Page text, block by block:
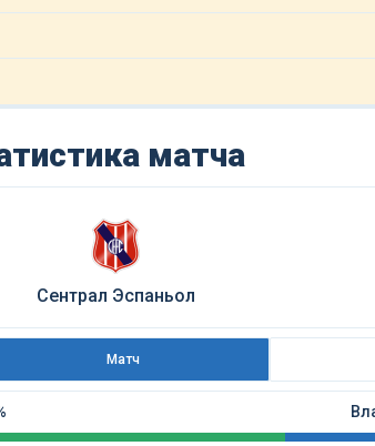
матча
Сентрал Эспаньол
Матч